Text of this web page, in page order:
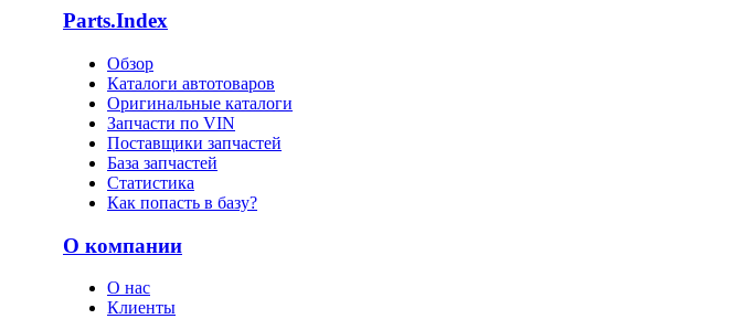
Parts.Index
Обзор
Каталоги автотоваров
Оригинальные каталоги
Запчасти по VIN
Поставщики запчастей
База запчастей
Статистика
Как попасть в базу?
О компании
О нас
Клиенты